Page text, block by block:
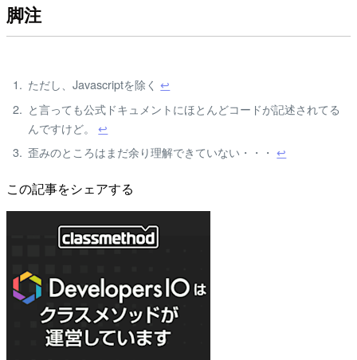
脚注
ただし、Javascriptを除く↩
と言っても公式ドキュメントにほとんどコードが記述されてる
んですけど。↩
歪みのところはまだ余り理解できていない・・・↩
この記事をシェアする